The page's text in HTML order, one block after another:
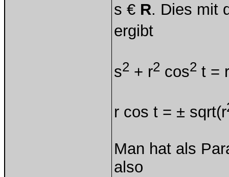
s € R. Dies mit
ergibt
s2 + r2 cos2 t = r
r cos t = ± sqrt(r
Man hat als
also